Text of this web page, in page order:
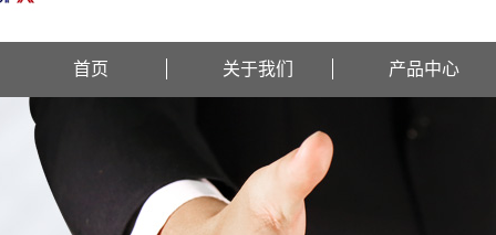
首页 关于我们 产品中心